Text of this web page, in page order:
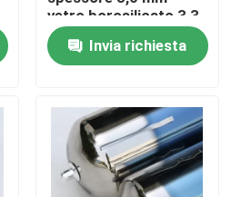
vetro borosilicato 3,3
materiale
Invia richiesta